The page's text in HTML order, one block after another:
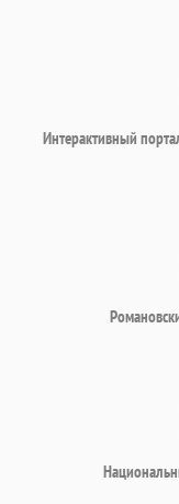
Интерактивный